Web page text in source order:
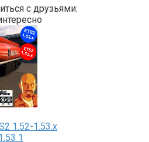
с друзьями:
1.52-1.53.x